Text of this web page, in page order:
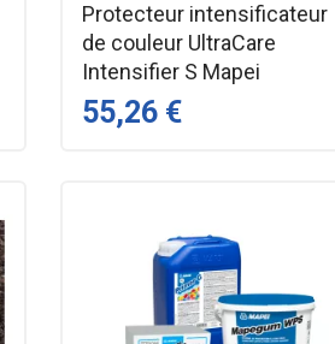
Protecteur intensificateur
de couleur UltraCare
Intensifier S Mapei
55,26 €